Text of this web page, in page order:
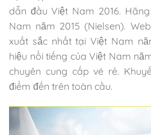
dẫn đầu Việt Nam 2016.
Nam năm 2015 (Nielsen).
xuất sắc nhất tại Việt Nam
hiệu nổi tiếng của Việt Nam
chuyên cung cấp vé rẻ.
điểm đến trên toàn cầu.